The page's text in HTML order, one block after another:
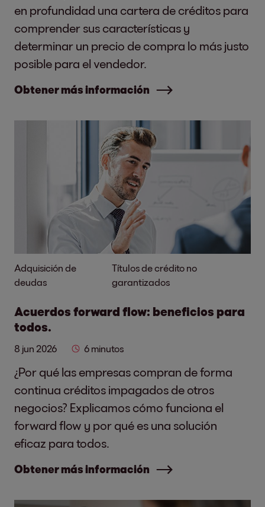
en profundidad una cartera de créditos para
comprender sus características y
determinar un precio de compra lo más justo
posible para el vendedor.
Obtener más información
Adquisición de
deudas
Títulos de crédito no
garantizados
Acuerdos forward flow: beneficios para
todos.
8 jun 2026 6 minutos
¿Por qué las empresas compran de forma
continua créditos impagados de otros
negocios? Explicamos cómo funciona el
forward flow y por qué es una solución
eficaz para todos.
Obtener más información